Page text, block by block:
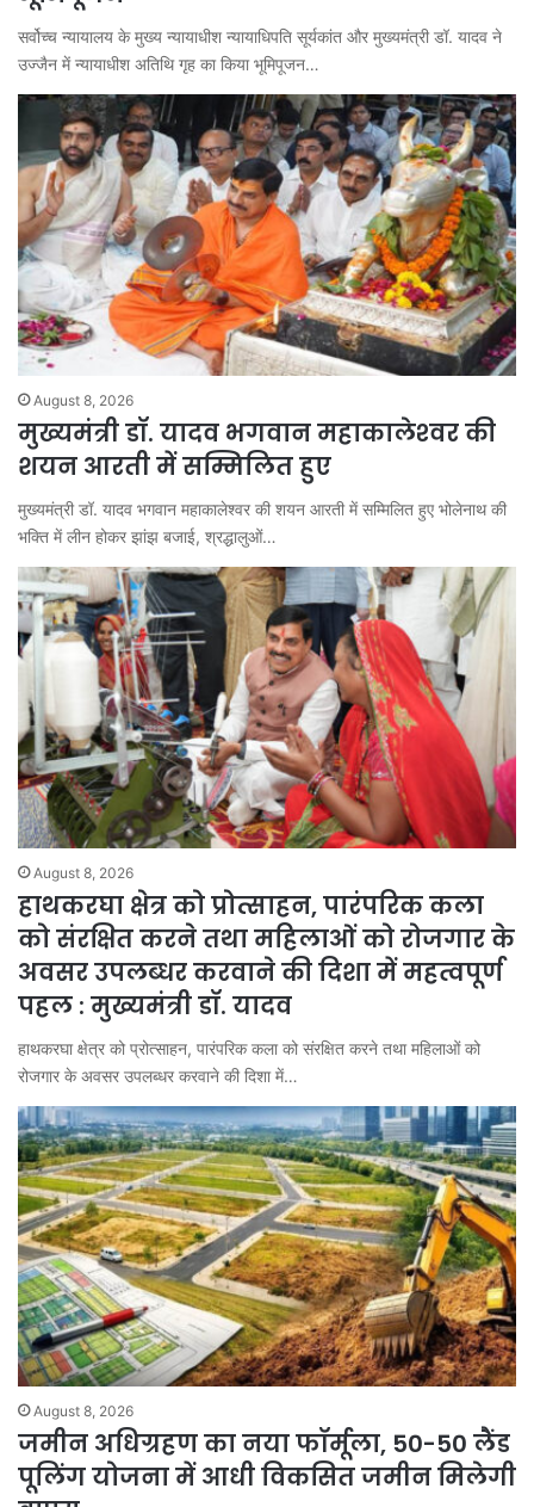
सर्वोच्च न्यायालय के मुख्‍य न्‍यायाधीश न्यायाधिपति सूर्यकांत और मुख्यमंत्री डॉ. यादव ने
उज्जैन में न्यायाधीश अतिथि गृह का किया भूमिपूजन…
August 8, 2026
मुख्यमंत्री डॉ. यादव भगवान महाकालेश्‍वर की
शयन आरती में सम्मिलित हुए
मुख्यमंत्री डॉ. यादव भगवान महाकालेश्‍वर की शयन आरती में सम्मिलित हुए भोलेनाथ की
भक्ति में लीन होकर झांझ बजाई, श्रद्धालुओं…
August 8, 2026
हाथकरघा क्षेत्र को प्रोत्साहन, पारंपरिक कला
को संरक्षित करने तथा महिलाओं को रोजगार के
अवसर उपलब्धर करवाने की दिशा में महत्वपूर्ण
पहल : मुख्यमंत्री डॉ. यादव
हाथकरघा क्षेत्र को प्रोत्साहन, पारंपरिक कला को संरक्षित करने तथा महिलाओं को
रोजगार के अवसर उपलब्धर करवाने की दिशा में…
August 8, 2026
जमीन अधिग्रहण का नया फॉर्मूला, 50-50 लैंड
पूलिंग योजना में आधी विकसित जमीन मिलेगी